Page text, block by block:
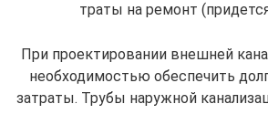
траты на ремонт
При проектировании внешней
необходимостью обеспечить
затраты. Трубы наружной